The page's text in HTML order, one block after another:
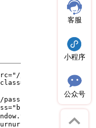
客服
小程序
公众号